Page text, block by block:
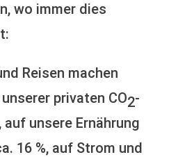
wo immer dies
Reisen machen
privaten CO2-
auf unsere Ernährung
16 %, auf Strom und